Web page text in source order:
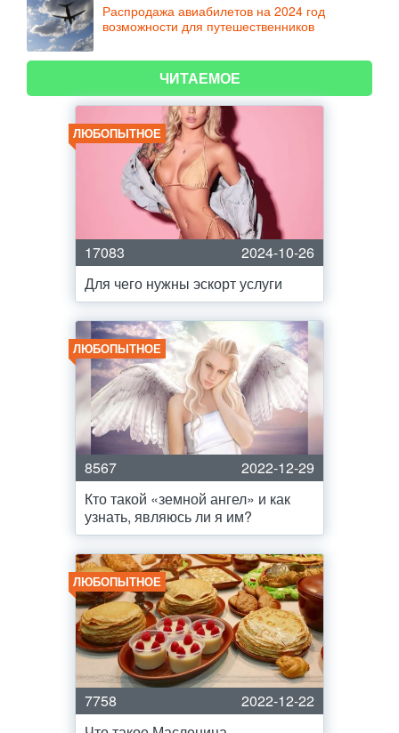
Распродажа авиабилетов на 2024 год
возможности для путешественников
ЧИТАЕМОЕ
ЛЮБОПЫТНОЕ
17083
2024-10-26
Для чего нужны эскорт услуги
ЛЮБОПЫТНОЕ
8567
2022-12-29
Кто такой «земной ангел» и как
узнать, являюсь ли я им?
ЛЮБОПЫТНОЕ
7758
2022-12-22